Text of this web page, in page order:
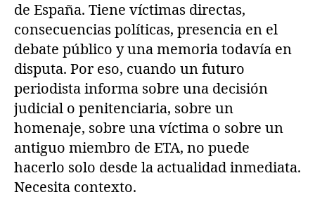
de España. Tiene víctimas directas,
consecuencias políticas, presencia en el
debate público y una memoria todavía en
disputa. Por eso, cuando un futuro
periodista informa sobre una decisión
judicial o penitenciaria, sobre un
homenaje, sobre una víctima o sobre un
antiguo miembro de ETA, no puede
hacerlo solo desde la actualidad inmediata.
Necesita contexto.